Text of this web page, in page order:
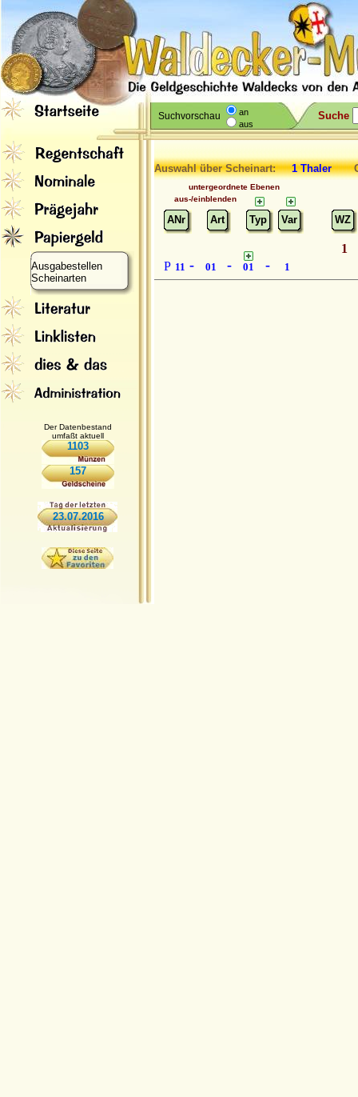
Suchvorschau
an
aus
Suche
Ausgabestellen
Scheinarten
Der Datenbestand
umfaßt aktuell
1103
157
23.07.2016
Auswahl über Scheinart:1 Thaler
untergeordnete Ebenen
aus-/einblenden
ANr Art Typ Var WZ
P 11 - 01 - 01 - 1
1